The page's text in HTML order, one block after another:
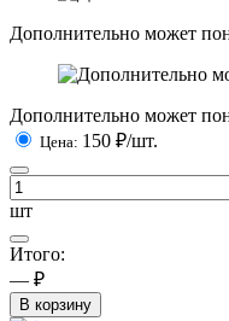
Дополнительно может
Дополнительно может
Цена: 150 ₽/шт.
шт
Итого:
— ₽
В корзину